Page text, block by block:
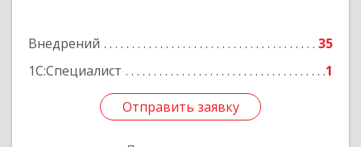
Внедрений
35
1С:Специалист
1
Отправить заявку
Отправить заявку